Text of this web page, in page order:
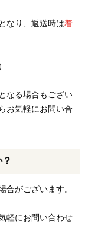
なり、返送時は着
なる場合もござい
お気軽にお問い合
合がございます。
軽にお問い合わせ